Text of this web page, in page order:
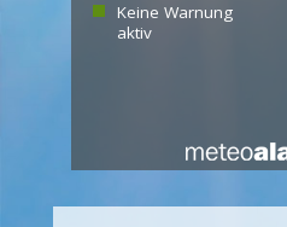
Keine Warnung
aktiv